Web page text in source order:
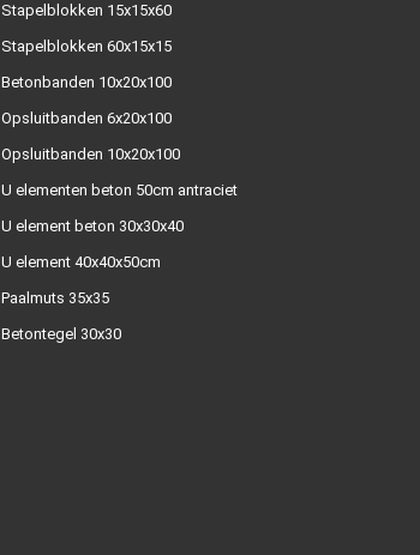
Stapelblokken 15x15x60
Stapelblokken 60x15x15
Betonbanden 10x20x100
Opsluitbanden 6x20x100
Opsluitbanden 10x20x100
U elementen beton 50cm antraciet
U element beton 30x30x40
U element 40x40x50cm
Paalmuts 35x35
Betontegel 30x30